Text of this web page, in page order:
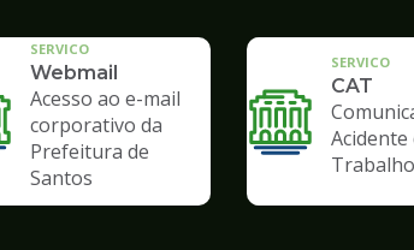
SERVICO
Webmail
Acesso ao e-mail
corporativo da
Prefeitura de
Santos
SERVICO
CAT
Acidente
Trabalho